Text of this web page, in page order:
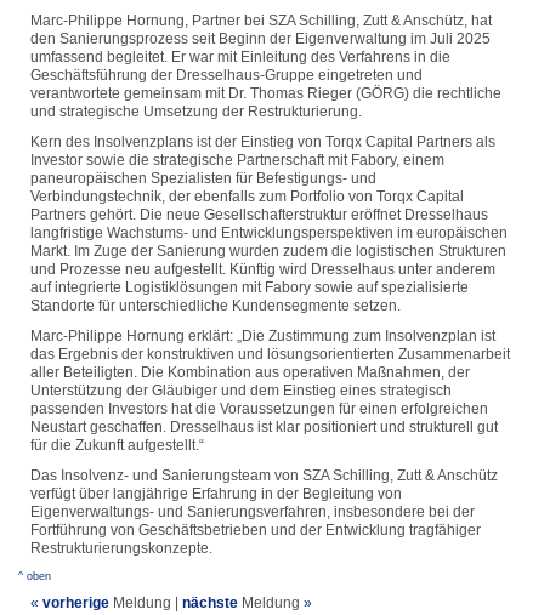
Marc-Philippe Hornung, Partner bei SZA Schilling, Zutt & Anschütz, hat
den Sanierungsprozess seit Beginn der Eigenverwaltung im Juli 2025
umfassend begleitet. Er war mit Einleitung des Verfahrens in die
Geschäftsführung der Dresselhaus-Gruppe eingetreten und
verantwortete gemeinsam mit Dr. Thomas Rieger (GÖRG) die rechtliche
und strategische Umsetzung der Restrukturierung.
Kern des Insolvenzplans ist der Einstieg von Torqx Capital Partners als
Investor sowie die strategische Partnerschaft mit Fabory, einem
paneuropäischen Spezialisten für Befestigungs- und
Verbindungstechnik, der ebenfalls zum Portfolio von Torqx Capital
Partners gehört. Die neue Gesellschafterstruktur eröffnet Dresselhaus
langfristige Wachstums- und Entwicklungsperspektiven im europäischen
Markt. Im Zuge der Sanierung wurden zudem die logistischen Strukturen
und Prozesse neu aufgestellt. Künftig wird Dresselhaus unter anderem
auf integrierte Logistiklösungen mit Fabory sowie auf spezialisierte
Standorte für unterschiedliche Kundensegmente setzen.
Marc-Philippe Hornung erklärt: „Die Zustimmung zum Insolvenzplan ist
das Ergebnis der konstruktiven und lösungsorientierten Zusammenarbeit
aller Beteiligten. Die Kombination aus operativen Maßnahmen, der
Unterstützung der Gläubiger und dem Einstieg eines strategisch
passenden Investors hat die Voraussetzungen für einen erfolgreichen
Neustart geschaffen. Dresselhaus ist klar positioniert und strukturell gut
für die Zukunft aufgestellt.“
Das Insolvenz- und Sanierungsteam von SZA Schilling, Zutt & Anschütz
verfügt über langjährige Erfahrung in der Begleitung von
Eigenverwaltungs- und Sanierungsverfahren, insbesondere bei der
Fortführung von Geschäftsbetrieben und der Entwicklung tragfähiger
Restrukturierungskonzepte.
^ oben
« vorherige Meldung nächste Meldung »